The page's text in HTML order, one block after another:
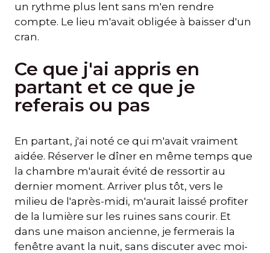
un rythme plus lent sans m'en rendre
compte. Le lieu m'avait obligée à baisser d'un
cran.
Ce que j'ai appris en
partant et ce que je
referais ou pas
En partant, j'ai noté ce qui m'avait vraiment
aidée. Réserver le dîner en même temps que
la chambre m'aurait évité de ressortir au
dernier moment. Arriver plus tôt, vers le
milieu de l'après-midi, m'aurait laissé profiter
de la lumière sur les ruines sans courir. Et
dans une maison ancienne, je fermerais la
fenêtre avant la nuit, sans discuter avec moi-